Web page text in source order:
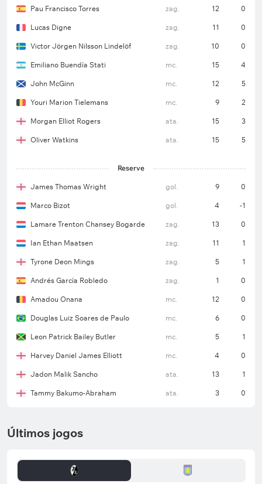
Provável escalação do Aston Villa (4-2-3-1)
Emiliano Martínez — Lucas Digne, Pau Torres, Ezri
Lindelöf — Emiliano Buendía, Morgan Rogers, John
McGinn — Ollie Watkins.
Desfalques:Boubacar Kamara, Alisson e Amadou
Pau Francisco Torres zag. 12 0
Lucas Digne zag. 11 0
Victor Jörgen Nilsson Lindelöf zag. 10 0
Emiliano Buendía Stati mc. 15 4
John McGinn mc. 12 5
Youri Marion Tielemans mc. 9 2
Morgan Elliot Rogers ata. 15 3
Oliver Watkins ata. 15 5
Reserve
James Thomas Wright gol. 9 0
Marco Bizot gol. 4 -1
Lamare Trenton Chansey Bogarde zag. 13 0
Ian Ethan Maatsen zag. 11 1
Tyrone Deon Mings zag. 5 1
Andrés García Robledo zag. 1 0
Amadou Onana mc. 12 0
Douglas Luiz Soares de Paulo mc. 6 0
Leon Patrick Bailey Butler mc. 5 1
Harvey Daniel James Elliott mc. 4 0
Jadon Malik Sancho ata. 13 1
Tammy Bakumo-Abraham ata. 3 0
Últimos jogos